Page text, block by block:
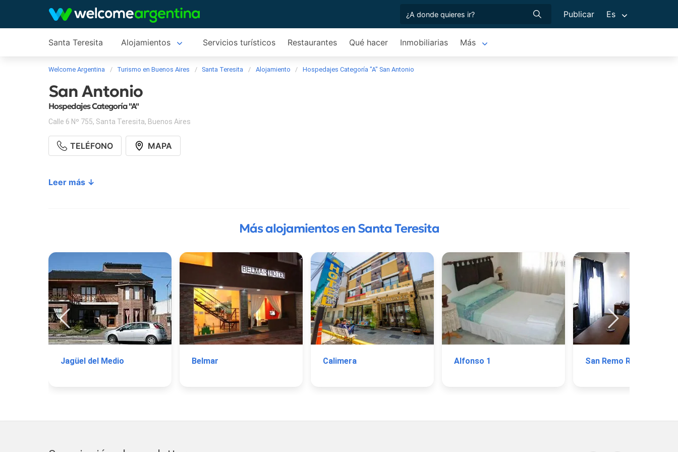
Publicar Es
Santa Teresita Alojamientos Servicios turísticos Restaurantes Qué hacer Inmobiliarias Más
Welcome Argentina Turismo en Buenos Aires Santa Teresita Alojamiento Hospedajes Categoría "A" San Antonio
San Antonio
Hospedajes Categoría "A"
Calle 6 Nº 755, Santa Teresita, Buenos Aires
TELÉFONO MAPA
Leer más ↓
Más alojamientos en Santa Teresita
Jagüel del Medio Belmar Calimera Alfonso 1 San Remo Resort